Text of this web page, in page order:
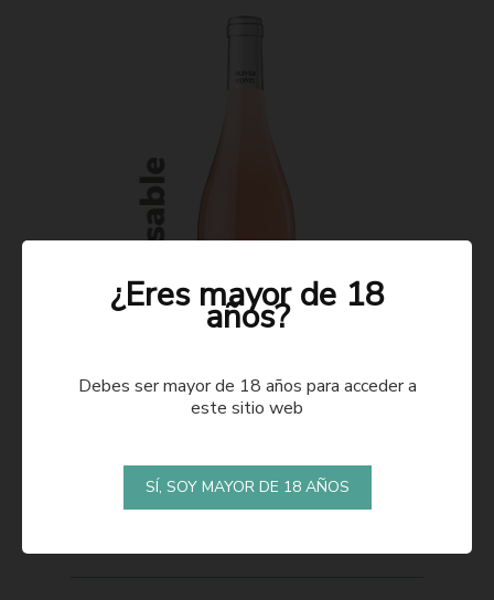
¿Eres mayor de 18
años?
Debes ser mayor de 18 años para acceder a
este sitio web
SÍ, SOY MAYOR DE 18 AÑOS